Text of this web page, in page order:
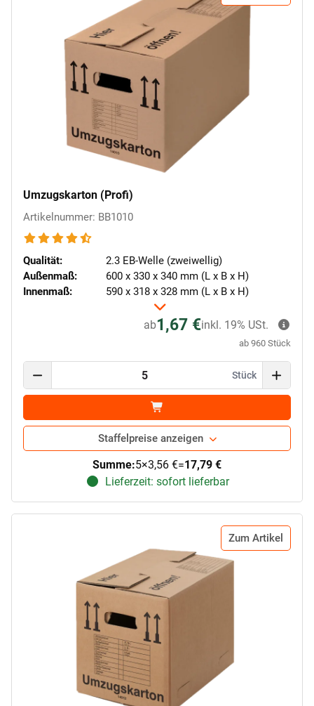
Umzugskarton (Profi)
Artikelnummer: BB1010
Qualität:
2.3 EB-Welle (zweiwellig)
Außenmaß:
600 x 330 x 340 mm (L x B x H)
Innenmaß:
590 x 318 x 328 mm (L x B x H)
ab1,67 €
ab 960 Stück
inkl. 19% USt.
Stück
Staffelpreise anzeigen
Summe:5×3,56 €=17,79 €
Lieferzeit: sofort lieferbar
Zum Artikel